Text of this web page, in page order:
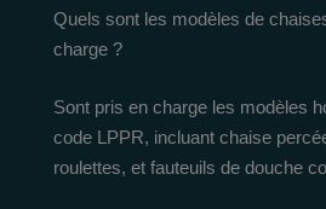
Quels sont les modèles de
charge ?
Sont pris en charge les modèles
code LPPR, incluant chaise
roulettes, et fauteuils de douche